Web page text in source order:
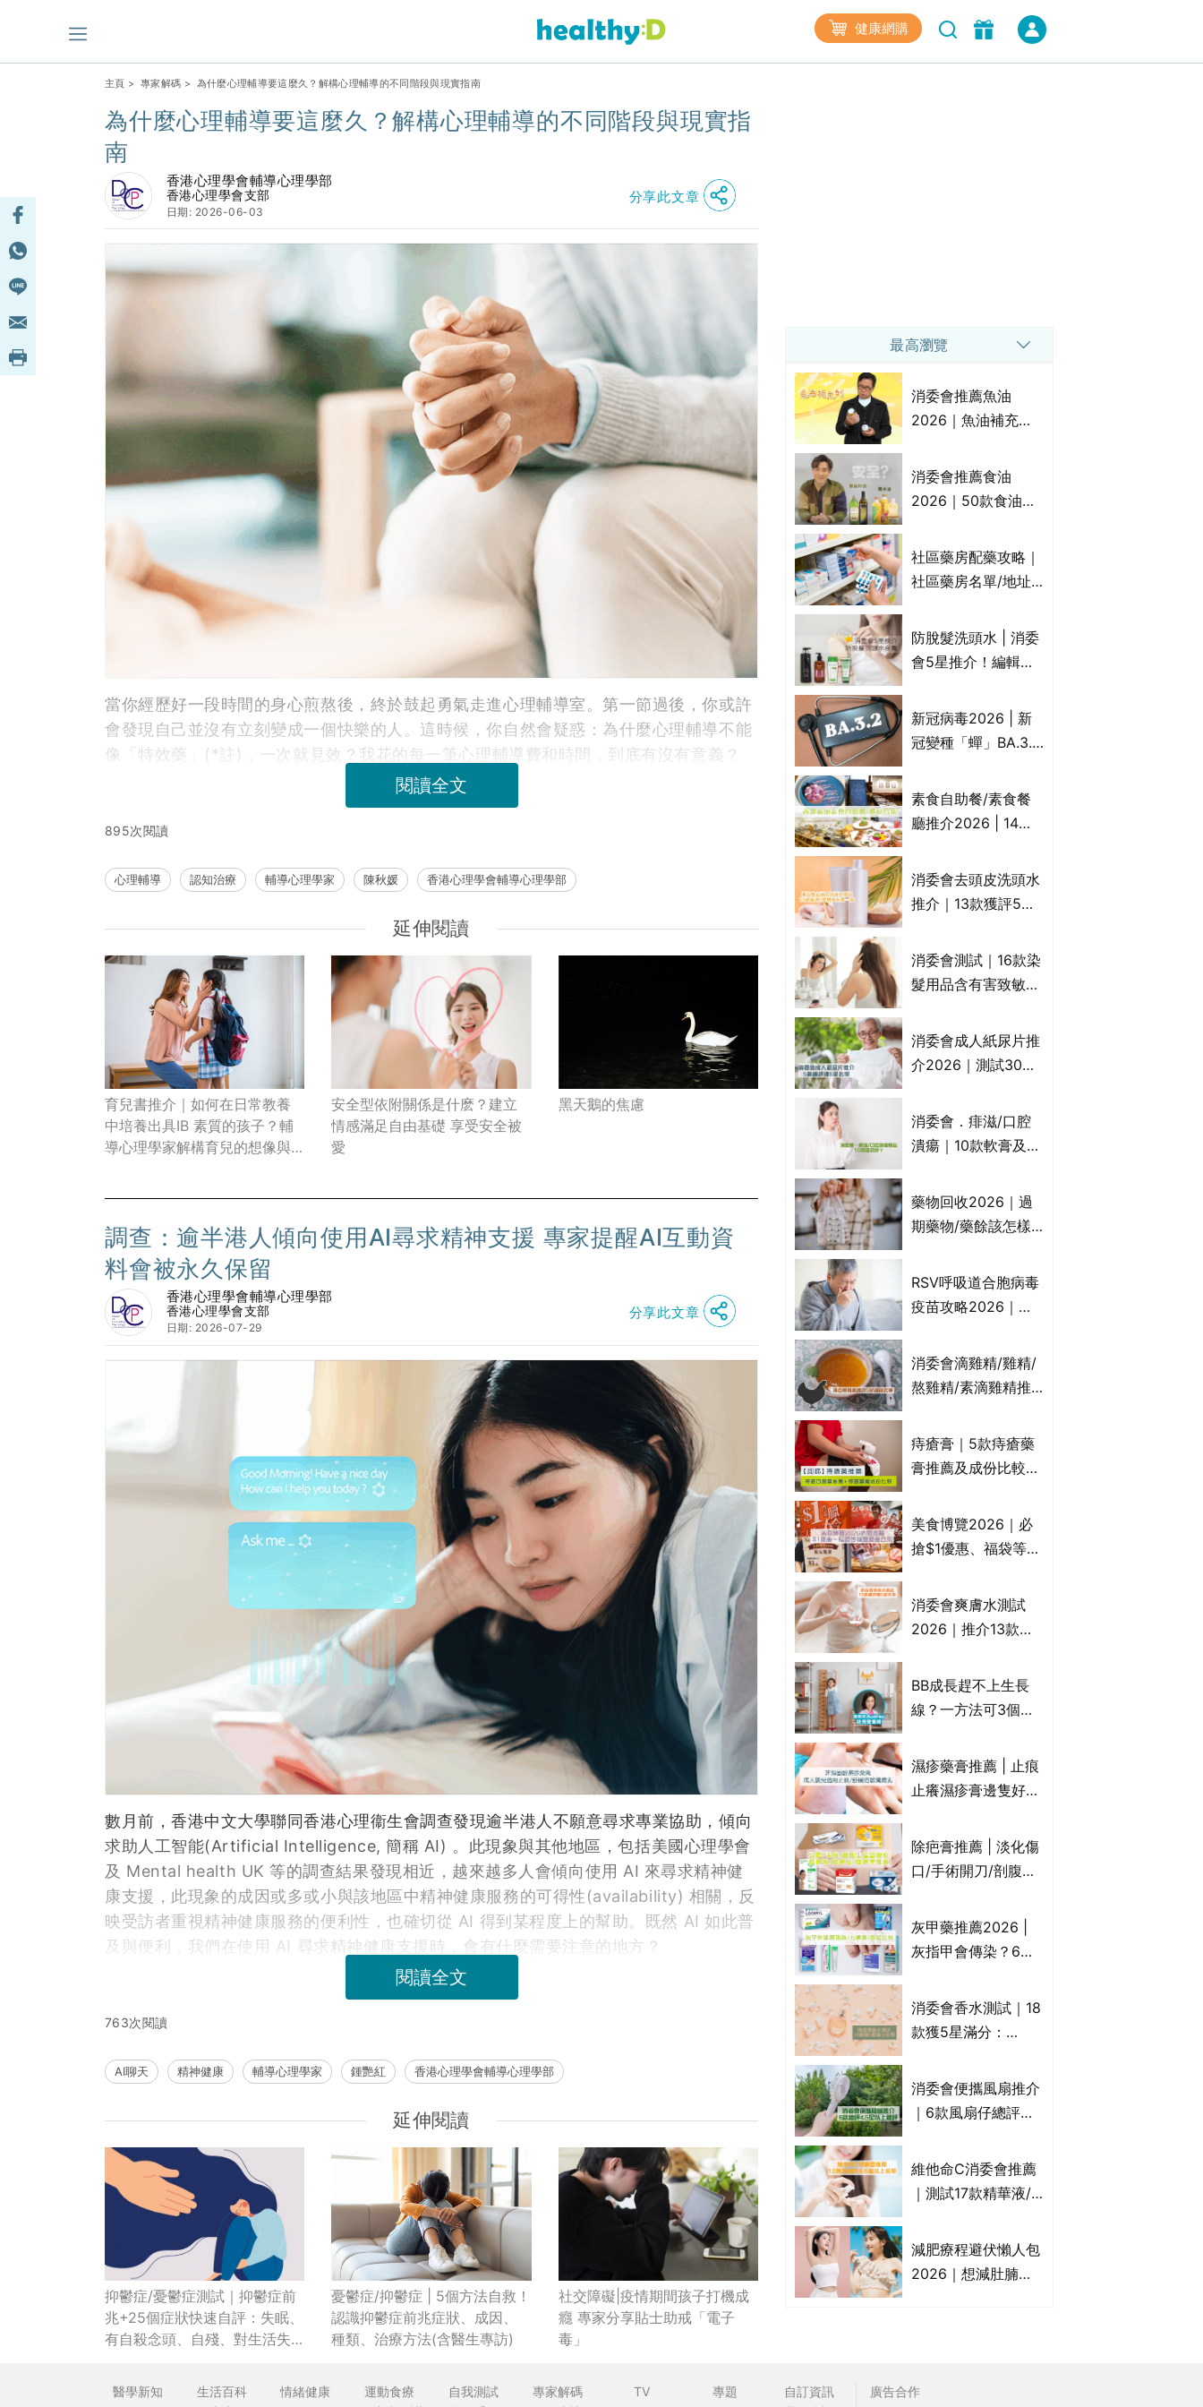
健康網購
主頁 > 專家解碼 > 為什麼心理輔導要這麼久？解構心理輔導的不同階段與現實指南
為什麼心理輔導要這麼久？解構心理輔導的不同階段與現實指
南
香港心理學會輔導心理學部
香港心理學會支部
日期: 2026-06-03
分享此文章
當你經歷好一段時間的身心煎熬後，終於鼓起勇氣走進心理輔導室。第一節過後，你或許
會發現自己並沒有立刻變成一個快樂的人。這時候，你自然會疑惑：為什麼心理輔導不能
像「特效藥」(*註)，一次就見效？我花的每一筆心理輔導費和時間，到底有沒有意義？
閱讀全文
895次閱讀
心理輔導 認知治療 輔導心理學家 陳秋媛 香港心理學會輔導心理學部
延伸閱讀
育兒書推介｜如何在日常教養
中培養出具IB 素質的孩子？輔
導心理學家解構育兒的想像與
安全型依附關係是什麽？建立
情感滿足自由基礎 享受安全被
愛
黑天鵝的焦慮
調查：逾半港人傾向使用AI尋求精神支援 專家提醒AI互動資
料會被永久保留
香港心理學會輔導心理學部
香港心理學會支部
日期: 2026-07-29
分享此文章
數月前，香港中文大學聯同香港心理衞生會調查發現逾半港人不願意尋求專業協助，傾向
求助人工智能(Artificial Intelligence, 簡稱 AI) 。此現象與其他地區，包括美國心理學會
及 Mental health UK 等的調查結果發現相近，越來越多人會傾向使用 AI 來尋求精神健
康支援，此現象的成因或多或小與該地區中精神健康服務的可得性(availability) 相關，反
映受訪者重視精神健康服務的便利性，也確切從 AI 得到某程度上的幫助。既然 AI 如此普
及與便利，我們在使用 AI 尋求精神健康支援時，會有什麼需要注意的地方？
閱讀全文
763次閱讀
AI聊天 精神健康 輔導心理學家 鍾艷紅 香港心理學會輔導心理學部
延伸閱讀
抑鬱症/憂鬱症測試｜抑鬱症前
兆+25個症狀快速自評：失眠、
有自殺念頭、自殘、對生活失
憂鬱症/抑鬱症 | 5個方法自救！
認識抑鬱症前兆症狀、成因、
種類、治療方法(含醫生專訪)
社交障礙|疫情期間孩子打機成
癮 專家分享貼士助戒「電子
毒」
最高瀏覽
消委會推薦魚油
2026｜魚油補充劑
名單｜附1款國際魚
油標準5星認證 針對
消委會推薦食油
2026｜50款食油評
物｜21款健康煮食油
總評達5星滿分名單
花籽油/花生油等)
社區藥房配藥攻略｜
社區藥房名單/地址/
法一覽表｜社區藥房
是甚麼？可以申請藥
防脫髮洗頭水 | 消委
會5星推介！編輯加
比較：位元堂、呂、
PANTOGAR、純素
新冠病毒2026 | 新
冠變種「蟬」BA.3.2
播、風險與預防方法
一文睇
素食自助餐/素食餐
廳推介2026 | 14間
中式/印度/東南亞/港
式/Fusion素食齋菜
消委會去頭皮洗頭水
推介｜13款獲評5星
KLORANE、沙宣、
呂、LUX等上榜｜4
消委會測試｜16款染
髮用品含有害致敏物
介!50惠、Return回
本、Furnte、Rerise
消委會成人紙尿片推
介2026｜測試30款
滲墊防漏表現/回滲/
化學物質檢測等｜5
消委會．痱滋/口腔
潰瘍｜10款軟膏及啫
屬處方藥物？有哪些
受關注成分？｜必知
藥物回收2026｜過
期藥物/藥餘該怎樣
地點一覽｜屈臣氏、
萬寧、首衛、綠領行
RSV呼吸道合胞病毒
疫苗攻略2026｜
高危？RSV疫苗價錢
比較、打針後反應處
消委會滴雞精/雞精/
熬雞精/素滴雞精推
款含致癌物 9款總評
達5星滿分名單 屈臣
痔瘡膏｜5款痔瘡藥
膏推薦及成份比較
有效紓緩痔瘡疼痛痕
癢｜附痔瘡成因及病
美食博覽2026｜必
搶$1優惠、福袋等精
日期、官網及門票詳
情｜持續更新
消委會爽膚水測試
2026｜推介13款總
Cetaphil、The
Ordinary、
BB成長趕不上生長
線？一方法可3個月
懂得把握1歲起「長
高黃金期」
濕疹藥膏推薦 | 止痕
止癢濕疹膏邊隻好？
膏/濕疹膏 嬰兒BB濕
疹皮膚適用！紓緩防
一覽)
除疤膏推薦 | 淡化傷
口/手術開刀/剖腹生
藥膏/除疤筆/除疤貼
比較（消委會教揀選
灰甲藥推薦2026 |
灰指甲會傳染？6款
膏/抗甲癬油劑的功
效/價格比較：羅霉
消委會香水測試｜18
款獲5星滿分：
ARMANI、Marks &
Spencer、CHANEL
消委會便攜風扇推介
｜6款風扇仔總評達
品 MUJI、
Francfranc、
維他命C消委會推薦
｜測試17款精華液/
獲總評4.5星以上
The Ordinary、
減肥療程避伏懶人包
2026｜想減肚腩但
醫學新知
生活百科
情緒健康
運動食療
自我測試
專家解碼
TV 專題
自訂資訊
廣告合作